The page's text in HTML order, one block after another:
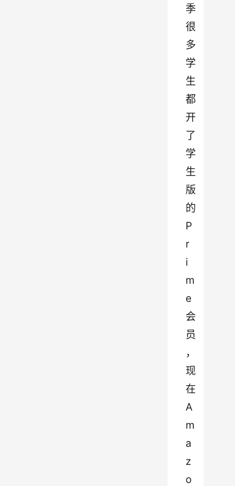
季
很
多
学
生
都
开
了
学
生
版
的
P
r
i
m
e
会
员
，
现
在
A
m
a
z
o